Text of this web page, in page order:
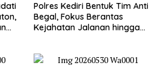
Polres Kediri Bentuk Tim Anti
Begal, Fokus Berantas
Kejahatan Jalanan hingga